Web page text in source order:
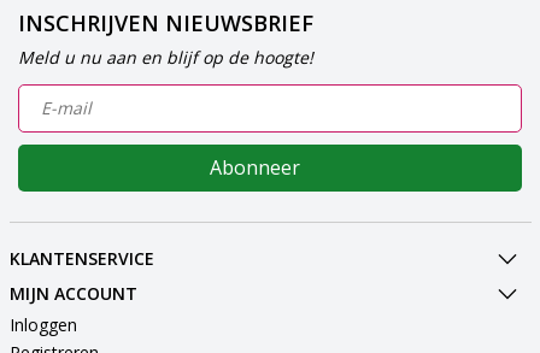
INSCHRIJVEN NIEUWSBRIEF
Meld u nu aan en blijf op de hoogte!
Abonneer
KLANTENSERVICE
MIJN ACCOUNT
Inloggen